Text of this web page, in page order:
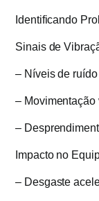
Identificando
Sinais de
– Níveis de
– Movimentação
–
Impacto no
– Desgaste